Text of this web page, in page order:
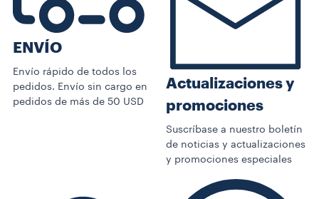
ENVÍO
Envío rápido de todos los
pedidos. Envío sin cargo en
pedidos de más de 50 USD
Actualizaciones y
promociones
Suscríbase a nuestro boletín
de noticias y actualizaciones
y promociones especiales